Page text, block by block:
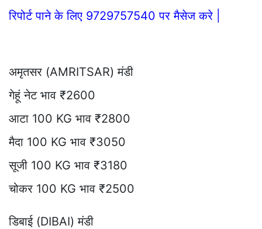
रिपोर्ट पाने के लिए 9729757540 पर मैसेज करे |
अमृतसर (AMRITSAR) मंडी
गेहूं नेट भाव ₹2600
आटा 100 KG भाव ₹2800
मैदा 100 KG भाव ₹3050
सूजी 100 KG भाव ₹3180
चोकर 100 KG भाव ₹2500
डिबाई (DIBAI) मंडी